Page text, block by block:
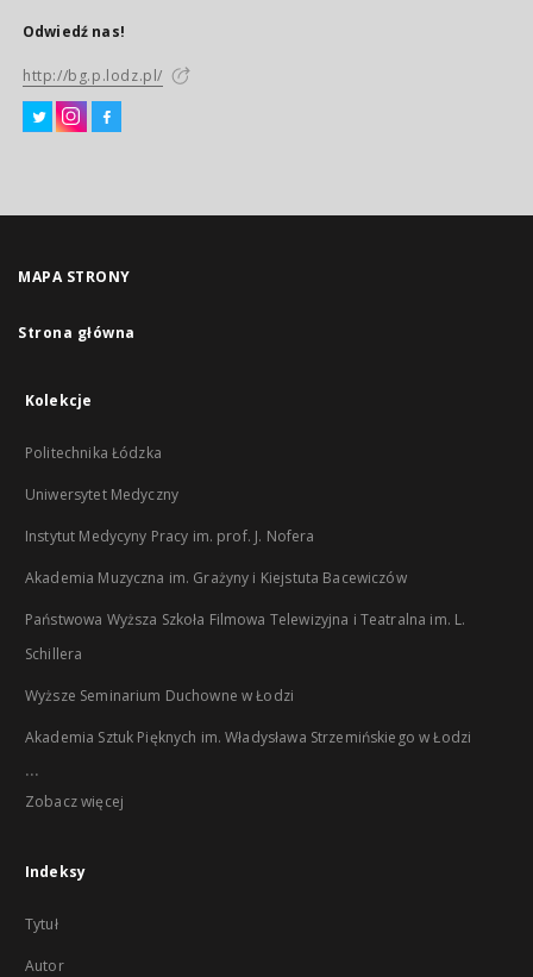
Odwiedź nas!
http://bg.p.lodz.pl/
MAPA STRONY
Strona główna
Kolekcje
Politechnika Łódzka
Uniwersytet Medyczny
Instytut Medycyny Pracy im. prof. J. Nofera
Akademia Muzyczna im. Grażyny i Kiejstuta Bacewiczów
Państwowa Wyższa Szkoła Filmowa Telewizyjna i Teatralna im. L.
Schillera
Wyższe Seminarium Duchowne w Łodzi
Akademia Sztuk Pięknych im. Władysława Strzemińskiego w Łodzi
...
Zobacz więcej
Indeksy
Tytuł
Autor